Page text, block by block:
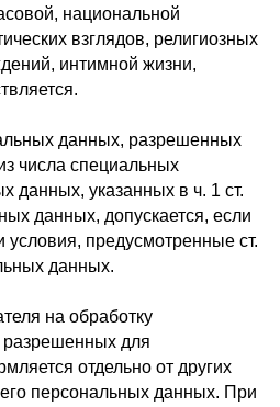
национальной
взглядов, религиозных
интимной жизни,
данных, разрешенных
числа специальных
данных, указанных в ч. 1 ст.
данных, допускается, если
предусмотренные ст.
данных.
на обработку
для
отдельно от других
персональных данных. При